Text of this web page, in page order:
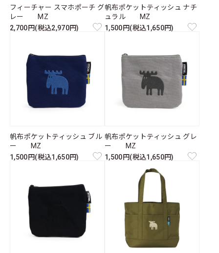
フィーチャー スマホポーチ グ
レー MZ
2,700円(税込2,970円)
帆布ポケットティッシュ ナチ
ュラル MZ
1,500円(税込1,650円)
帆布ポケットティッシュ ブル
ー MZ
1,500円(税込1,650円)
帆布ポケットティッシュ グレ
ー MZ
1,500円(税込1,650円)